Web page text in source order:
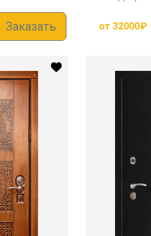
Заказать от 32000₽